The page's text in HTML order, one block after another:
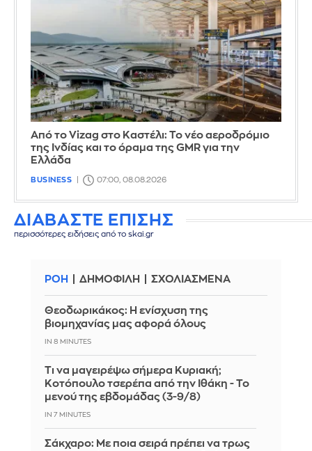
Από το Vizag στο Καστέλι: Το νέο αεροδρόμιο
της Ινδίας και το όραμα της GMR για την
Ελλάδα
BUSINESS 07:00, 08.08.2026
ΔΙΑΒΑΣΤΕ ΕΠΙΣΗΣ
περισσότερες ειδήσεις από το skai.gr
ΡΟΗ ΔΗΜΟΦΙΛΗ ΣΧΟΛΙΑΣΜΕΝΑ
Θεοδωρικάκος: Η ενίσχυση της
βιομηχανίας μας αφορά όλους
IN 8 MINUTES
Τι να μαγειρέψω σήμερα Κυριακή;
Κοτόπουλο τσερέπα από την Ιθάκη - Το
μενού της εβδομάδας (3-9/8)
IN 6 MINUTES
Σάκχαρο: Με ποια σειρά πρέπει να τρως